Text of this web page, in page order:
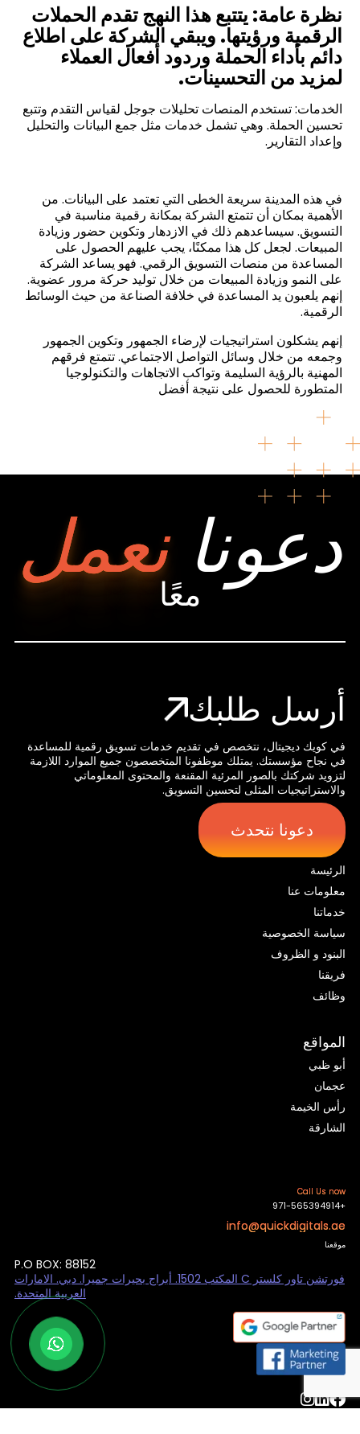
نظرة عامة: يتتبع هذا النهج تقدم الحملات
الرقمية ورؤيتها. ويبقي الشركة على اطلاع
دائم بأداء الحملة وردود أفعال العملاء
لمزيد من التحسينات.
الخدمات: تستخدم المنصات تحليلات جوجل لقياس التقدم وتتبع
تحسين الحملة. وهي تشمل خدمات مثل جمع البيانات والتحليل
وإعداد التقارير.
في هذه المدينة سريعة الخطى التي تعتمد على البيانات. من
الأهمية بمكان أن تتمتع الشركة بمكانة رقمية مناسبة في
التسويق. سيساعدهم ذلك في الازدهار وتكوين حضور وزيادة
المبيعات. لجعل كل هذا ممكنًا، يجب عليهم الحصول على
المساعدة من منصات التسويق الرقمي. فهو يساعد الشركة
على النمو وزيادة المبيعات من خلال توليد حركة مرور عضوية.
إنهم يلعبون يد المساعدة في خلافة الصناعة من حيث الوسائط
الرقمية.
إنهم يشكلون استراتيجيات لإرضاء الجمهور وتكوين الجمهور
وجمعه من خلال وسائل التواصل الاجتماعي. تتمتع فرقهم
المهنية بالرؤية السليمة وتواكب الاتجاهات والتكنولوجيا
المتطورة للحصول على نتيجة أفضل
دعونانعملمعًا
أرسل طلبك
في كويك ديجيتال، نتخصص في تقديم خدمات تسويق رقمية للمساعدة
في نجاح مؤسستك. يمتلك موظفونا المتخصصون جميع الموارد اللازمة
لتزويد شركتك بالصور المرئية المقنعة والمحتوى المعلوماتي
والاستراتيجيات المثلى لتحسين التسويق.
دعونا نتحدث
الرئيسة
معلومات عنا
خدماتنا
سياسة الخصوصية
البنود و الظروف
فريقنا
وظائف
المواقع
أبو ظبي
عجمان
رأس الخيمة
الشارقة
Call Us now
+971-565394914
info@quickdigitals.ae
موقعنا
P.O BOX: 88152
فورتشن تاور كلستر C المكتب 1502. أبراج بحيرات جميرا. دبي. الامارات
العربية المتحدة.